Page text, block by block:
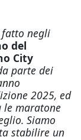
negli
del
City
parte dei
2025, ed
le maratone
Siamo
stabilire un